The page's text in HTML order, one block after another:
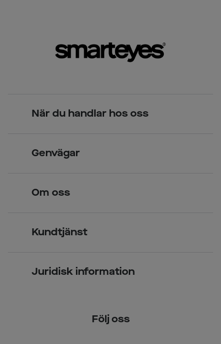
När du handlar hos oss
Över 70 butiker
Genvägar
Kontaktlinser
Om oss
Kundtjänst
Juridisk information
Följ oss